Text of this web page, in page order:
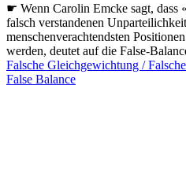
☛ Wenn Carolin Emcke sagt, dass
falsch verstandenen
menschenverachtendsten
werden, deutet auf die False-
Falsche Gleichgewichtung /
False Balance